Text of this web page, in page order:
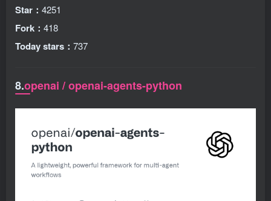
Star： 4251
Fork： 418
Today stars： 737
8.openai / openai-agents-python